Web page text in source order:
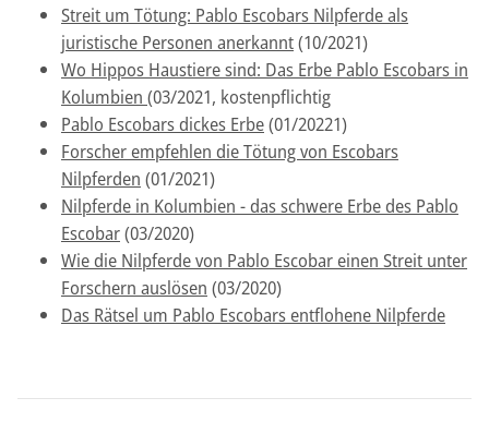
Streit um Tötung: Pablo Escobars Nilpferde als
juristische Personen anerkannt(10/2021)
Wo Hippos Haustiere sind: Das Erbe Pablo Escobars in
Kolumbien (03/2021, kostenpflichtig
Pablo Escobars dickes Erbe(01/20221)
Forscher empfehlen die Tötung von Escobars
Nilpferden (01/2021)
Nilpferde in Kolumbien - das schwere Erbe des Pablo
Escobar(03/2020)
Wie die Nilpferde von Pablo Escobar einen Streit unter
Forschern auslösen (03/2020)
Das Rätsel um Pablo Escobars entflohene Nilpferde